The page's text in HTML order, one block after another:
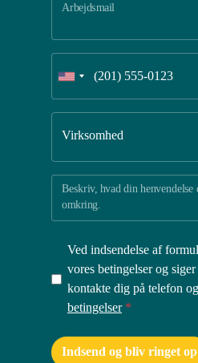
Arbejdsmail
Virksomhed
Beskriv, hvad din henvendelse
omkring.
Ved indsendelse af
vores betingelser og
kontakte dig på telefon
betingelser *
Indsend og bliv ringet op